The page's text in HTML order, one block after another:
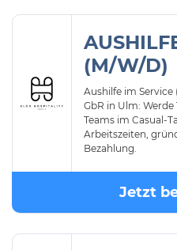
(M/W/D)
Aushilfe im Service
GbR in Ulm:
Teams im Casual-
Arbeitszeiten,
Bezahlung.
Jetzt